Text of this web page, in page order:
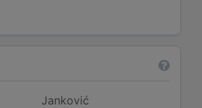
Janković